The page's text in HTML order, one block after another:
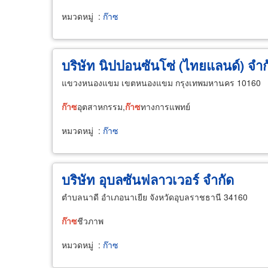
หมวดหมู่ : ก๊าซ
บริษัท นิปปอนซันโซ่ (ไทยแลนด์) จำ
แขวงหนองแขม เขตหนองแขม กรุงเทพมหานคร 10160
ก๊าซอุตสาหกรรม,ก๊าซทางการแพทย์
หมวดหมู่ : ก๊าซ
บริษัท อุบลซันฟลาวเวอร์ จำกัด
ตำบลนาดี อำเภอนาเยีย จังหวัดอุบลราชธานี 34160
ก๊าซชีวภาพ
หมวดหมู่ : ก๊าซ